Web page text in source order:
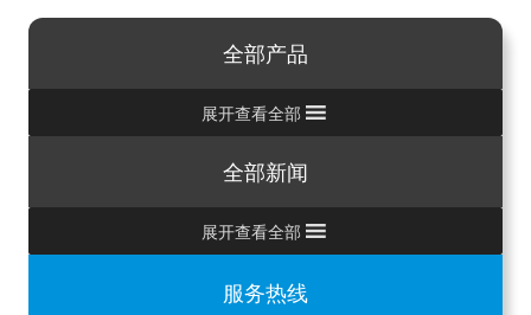
全部产品
展开查看全部
全部新闻
展开查看全部
服务热线